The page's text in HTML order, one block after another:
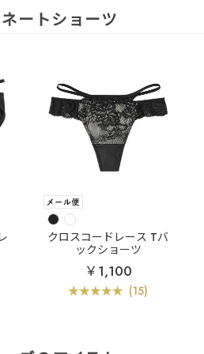
ートショーツ
クロスコードレース Tバ
ックショーツ
￥1,100
(15)